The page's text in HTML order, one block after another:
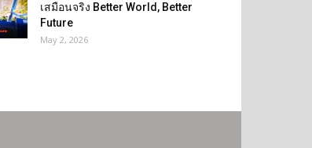
เสมือนจริง Better World, Better
Future
May 2, 2026